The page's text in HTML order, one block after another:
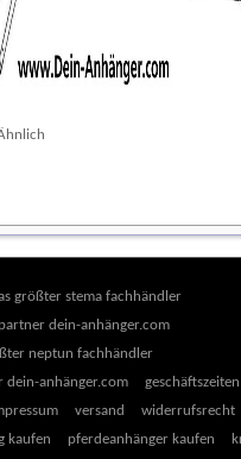
größter stema fachhändler
dein-anhänger.com
neptun fachhändler
anhänger.com
geschäftszeiten
versand widerrufsrecht
kaufen
pferdeanhänger kaufen